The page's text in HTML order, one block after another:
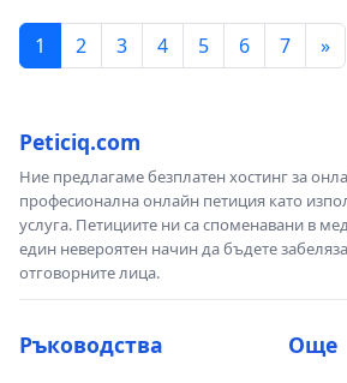
1 2 3 4 5 6 7 »
Peticiq.com
Ние предлагаме безплатен хостинг за
професионална онлайн петиция като
услуга. Петициите ни са споменавани в
един невероятен начин да бъдете
отговорните лица.
Ръководства Още